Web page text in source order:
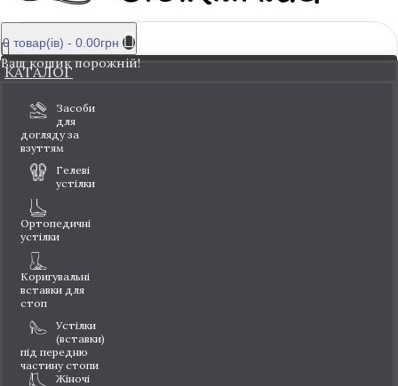
0 товар(ів) - 0.00грн
Ваш кошик порожній!
КАТАЛОГ
Засоби
для
догляду за
взуттям
Гелеві
устілки
Ортопедичні
устілки
Коригувальні
вставки для
стоп
Устілки
(вставки)
під передню
частину стопи
Жіночі